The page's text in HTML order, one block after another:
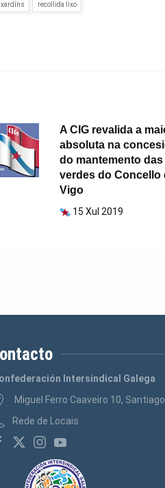
xardíns recollida lixo
A CIG revalida a
absoluta na
do mantemento
verdes do Concello
Vigo
15 Xul 2019
Intersindical Galega
Miguel Ferro Caaveiro 10,
Rede de Locais